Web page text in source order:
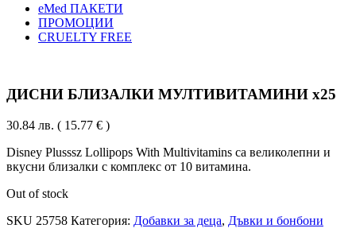
eMed ПАКЕТИ
ПРОМОЦИИ
CRUELTY FREE
ДИСНИ БЛИЗАЛКИ МУЛТИВИТАМИНИ х25
30.84 лв. ( 15.77 € )
Disney Plusssz Lollipops With Multivitamins са великолепни и
вкусни близалки с комплекс от 10 витамина.
Out of stock
SKU 25758 Категория: Добавки за деца, Дъвки и бонбони